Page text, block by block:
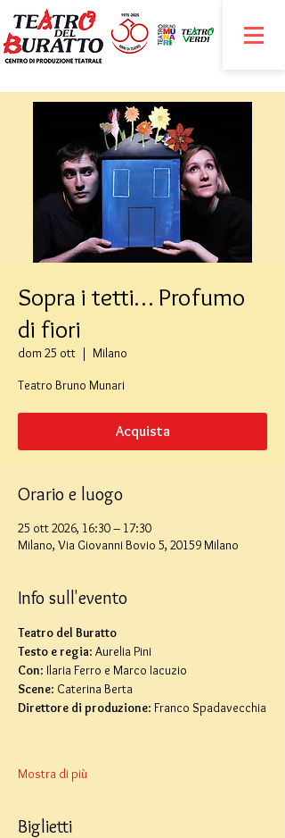
Sopra i tetti… Profumo
di fiori
dom 25 ott
  |
Milano
Teatro Bruno Munari
Acquista
Orario e luogo
25 ott 2026, 16:30 – 17:30
Milano, Via Giovanni Bovio 5, 20159 Milano
Info sull'evento
Teatro del Buratto
Testo e regia: Aurelia Pini
Con: Ilaria Ferro e Marco Iacuzio
Scene: Caterina Berta
Direttore di produzione: Franco Spadavecchia
Mostra di più
Biglietti